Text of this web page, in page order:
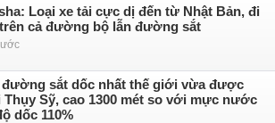
Loại xe tải cực dị đến từ Nhật Bản, đi
cả đường bộ lẫn đường sắt
đường sắt dốc nhất thế giới vừa được
Thụy Sỹ, cao 1300 mét so với mực nước
dốc 110%